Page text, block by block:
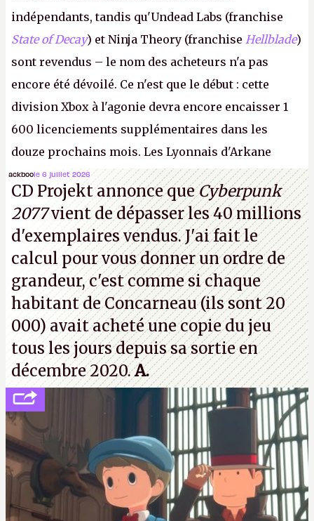
indépendants, tandis qu'Undead Labs (franchise
State of Decay) et Ninja Theory (franchise Hellblade)
sont revendus – le nom des acheteurs n'a pas
encore été dévoilé. Ce n'est que le début : cette
division Xbox à l'agonie devra encore encaisser 1
600 licenciements supplémentaires dans les
douze prochains mois. Les Lyonnais d'Arkane
(Dishonored, Deathloop) pourraient faire partie des
prochaines victimes, puisque Microsoft a confirmé
vouloir se séparer du studio.A.
ackboole 6 juillet 2026
CD Projekt annonce queCyberpunk
2077vient de dépasser les 40 millions
d'exemplaires vendus. J'ai fait le
calcul pour vous donner un ordre de
grandeur, c'est comme si chaque
habitant de Concarneau (ils sont 20
000) avait acheté une copie du jeu
tous les jours depuis sa sortie en
décembre 2020.A.